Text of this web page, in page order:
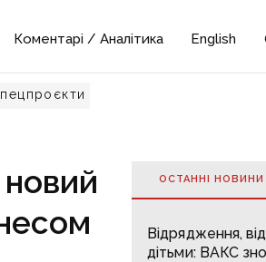
Коментарі / Аналітика English
новий
ОСТАННІ НОВИНИ
Відрядження,
дітьми: ВАКС